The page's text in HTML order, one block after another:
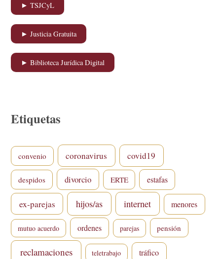
► TSJCyL
► Justicia Gratuita
► Biblioteca Jurídica Digital
Etiquetas
convenio coronavirus covid19
despidos divorcio ERTE estafas
ex-parejas hijos/as internet menores
mutuo acuerdo ordenes parejas pensión
reclamaciones teletrabajo tráfico